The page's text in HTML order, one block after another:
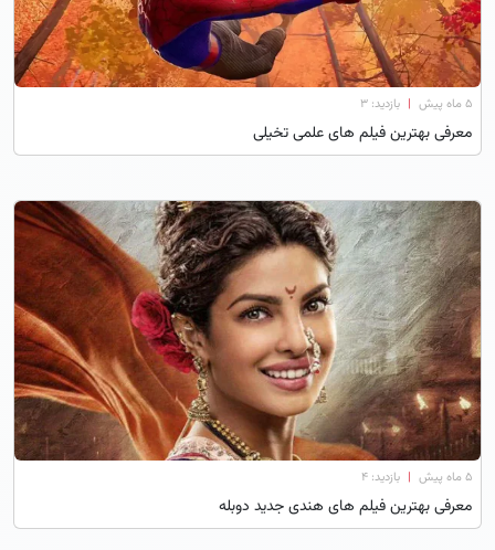
۵ ماه پیش | بازدید: 3
معرفی بهترین فیلم های علمی تخیلی
۵ ماه پیش | بازدید: 4
معرفی بهترین فیلم های هندی جدید دوبله